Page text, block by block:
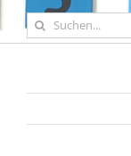
Suche
nach: